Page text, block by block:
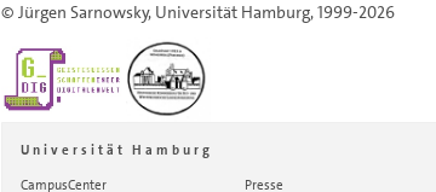
© Jürgen Sarnowsky, Universität Hamburg, 1999-2026